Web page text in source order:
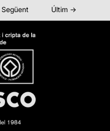
Següent Últim →